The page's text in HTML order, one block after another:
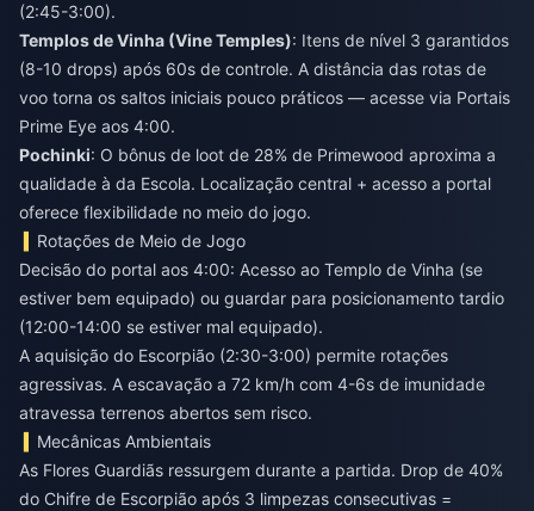
(2:45-3:00).
Templos de Vinha (Vine Temples): Itens de nível 3 garantidos
(8-10 drops) após 60s de controle. A distância das rotas de
voo torna os saltos iniciais pouco práticos — acesse via Portais
Prime Eye aos 4:00.
Pochinki: O bônus de loot de 28% de Primewood aproxima a
qualidade à da Escola. Localização central + acesso a portal
oferece flexibilidade no meio do jogo.
Rotações de Meio de Jogo
Decisão do portal aos 4:00: Acesso ao Templo de Vinha (se
estiver bem equipado) ou guardar para posicionamento tardio
(12:00-14:00 se estiver mal equipado).
A aquisição do Escorpião (2:30-3:00) permite rotações
agressivas. A escavação a 72 km/h com 4-6s de imunidade
atravessa terrenos abertos sem risco.
Mecânicas Ambientais
As Flores Guardiãs ressurgem durante a partida. Drop de 40%
do Chifre de Escorpião após 3 limpezas consecutivas =